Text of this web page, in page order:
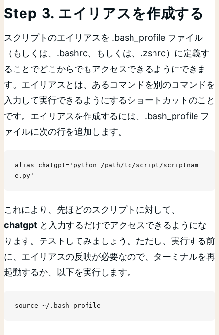
Step 3. エイリアスを作成する
スクリプトのエイリアスを .bash_profile ファイル
（もしくは、.bashrc、もしくは、.zshrc）に定義す
ることでどこからでもアクセスできるようにできま
す。エイリアスとは、あるコマンドを別のコマンドを
入力して実行できるようにするショートカットのこと
です。エイリアスを作成するには、.bash_profile フ
ァイルに次の行を追加します。
alias chatgpt='python /path/to/script/scriptnam
e.py'
これにより、先ほどのスクリプトに対して、
chatgpt と入力するだけでアクセスできるようにな
ります。テストしてみましょう。ただし、実行する前
に、エイリアスの反映が必要なので、ターミナルを再
起動するか、以下を実行します。
source ~/.bash_profile